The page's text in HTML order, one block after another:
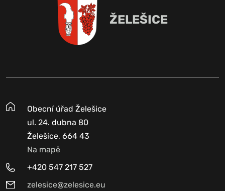
ŽELEŠICE
Obecní úřad Želešice
ul. 24. dubna 80
Želešice, 664 43
Na mapě
+420 547 217 527
zelesice@zelesice.eu